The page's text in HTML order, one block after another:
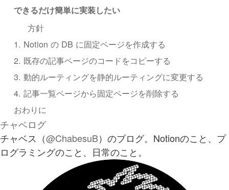
できるだけ簡単に実装したい
方針
1. Notion の DB に固定ページを作成する
2. 既存の記事ページのコードをコピーする
3. 動的ルーティングを静的ルーティングに変更する
4. 記事一覧ページから固定ページを削除する
おわりに
チャベログ
チャベス（@ChabesuB）のブログ。Notionのこと、プ
ログラミングのこと、日常のこと。